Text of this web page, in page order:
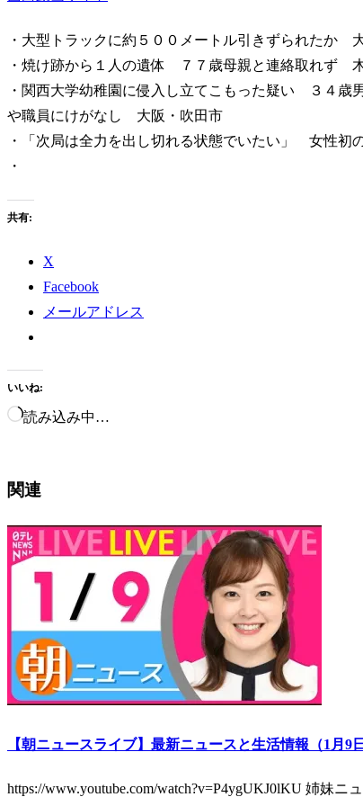
・大型トラックに約５００メートル引きずられたか
・焼け跡から１人の遺体 ７７歳母親と連絡取れず
・関西大学幼稚園に侵入し立てこもった疑い ３４
や職員にけがなし 大阪・吹田市
・「次局は全力を出し切れる状態でいたい」 女性
・
共有:
X
Facebook
メールアドレス
いいね:
読み込み中…
関連
【朝ニュースライブ】最新ニュースと生活情報（1
https://www.youtube.com/watch?v=P4ygUKJ0lKU 姉妹ニ